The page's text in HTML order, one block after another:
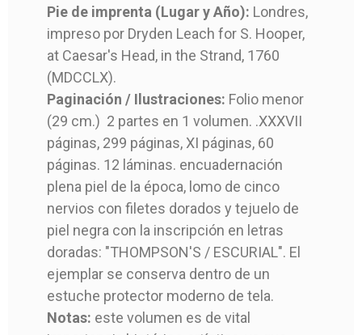
Pie de imprenta (Lugar y Año): Londres,
impreso por Dryden Leach for S. Hooper,
at Caesar's Head, in the Strand, 1760
(MDCCLX).
Paginación / Ilustraciones: Folio menor
(29 cm.) 2 partes en 1 volumen. .XXXVII
páginas, 299 páginas, XI páginas, 60
páginas. 12 láminas. encuadernación
plena piel de la época, lomo de cinco
nervios con filetes dorados y tejuelo de
piel negra con la inscripción en letras
doradas: "THOMPSON'S / ESCURIAL". El
ejemplar se conserva dentro de un
estuche protector moderno de tela.
Notas: este volumen es de vital
FRANCISCO DE LOS
SANTOS -
DESCRIPTION OF THE
ESCORIAL - 1760
JUAN FRANCISCO DE
MASDEU - HISTORIA
CRITICA DE ESPAÑA -
SANCHA 1783
1.800,00 €
Libro
JUAN FRANCISCO DE
MASDEU
FRANCISCO DE LOS
SANTOS -
DESCRIPTION OF THE
ESCORIAL - 1760
JUAN FRANCISCO DE
MASDEU - HISTORIA
CRITICA DE ESPAÑA -
SANCHA 1783
1.800,00 €
Libro
JUAN FRANCISCO DE
MASDEU